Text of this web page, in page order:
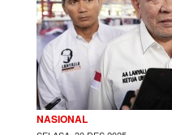
NASIONAL